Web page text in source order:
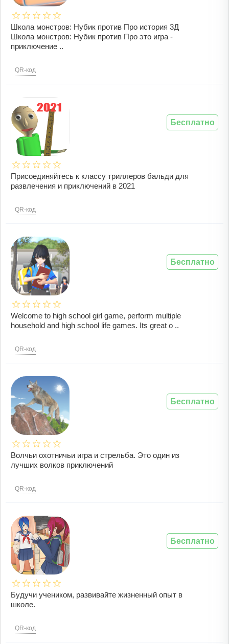
Школа монстров: Нубик против Про история 3Д
Школа монстров: Нубик против Про это игра -
приключение ..
QR-код
Присоединяйтесь к классу триллеров бальди для
развлечения и приключений в 2021
QR-код
Бесплатно
Welcome to high school girl game, perform multiple
household and high school life games. Its great o ..
QR-код
Бесплатно
Волчьи охотничьи игра и стрельба. Это один из
лучших волков приключений
QR-код
Бесплатно
Будучи учеником, развивайте жизненный опыт в
школе.
QR-код
Бесплатно